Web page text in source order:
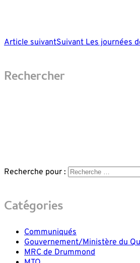
Article suivantSuivant Les journées
Rechercher
Recherche pour :
Catégories
Communiqués
Gouvernement/Ministère du
MRC de Drummond